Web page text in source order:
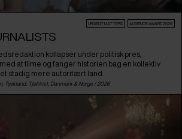
URGENT MATTERS AUDIENCE AWARD 2026
kollapser under politisk pres,
at filme og fanger historien bag en kollektiv
stadig mere autoritært land.
Tyskland, Tjekkiet, Danmark & Norge / 2026